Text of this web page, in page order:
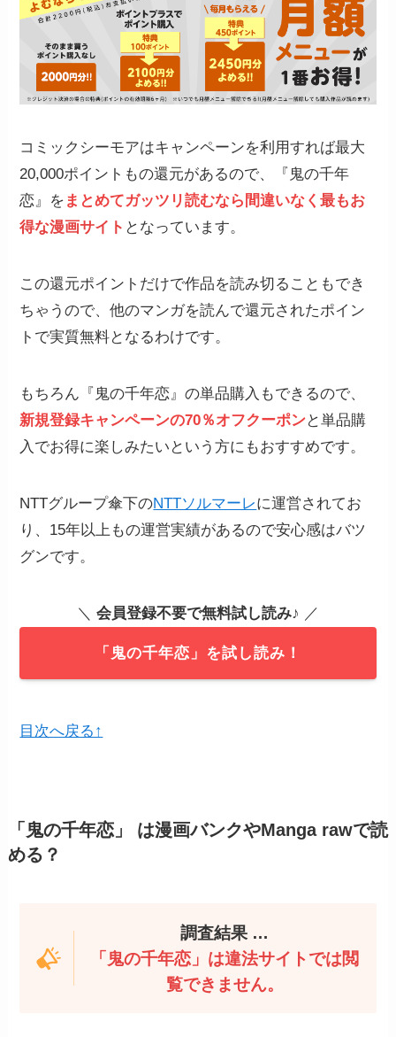
コミックシーモアはキャンペーンを利用すれば最大
20,000ポイントもの還元があるので、『鬼の千年
恋』を まとめてガッツリ読むなら間違いなく最もお
得な漫画サイト となっています。
この還元ポイントだけで作品を読み切ることもでき
ちゃうので、他のマンガを読んで還元されたポイン
トで実質無料となるわけです。
もちろん『鬼の千年恋』の単品購入もできるので、
新規登録キャンペーンの70％オフクーポンと単品購
入でお得に楽しみたいという方にもおすすめです。
NTTグループ傘下のNTTソルマーレに運営されてお
り、15年以上もの運営実績があるので安心感はバツ
グンです。
＼ 会員登録不要で無料試し読み♪ ／
「鬼の千年恋」を試し読み！
目次へ戻る↑
「鬼の千年恋」
は漫画バンクやManga rawで読
める？
調査結果 …
「鬼の千年恋」は違法サイトでは閲
覧できません。